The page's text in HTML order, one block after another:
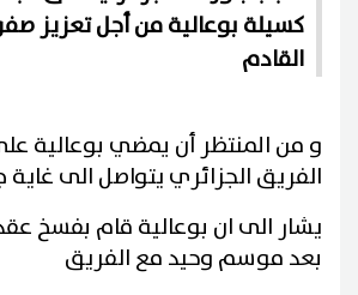
كسيلة بوعالية من أجل تعزيز
القادم
و من المنتظر أن يمضي بوعالية
الفريق الجزائري يتواصل الى غاية
يشار الى ان بوعالية قام بفسخ
بعد موسم وحيد مع الفريق